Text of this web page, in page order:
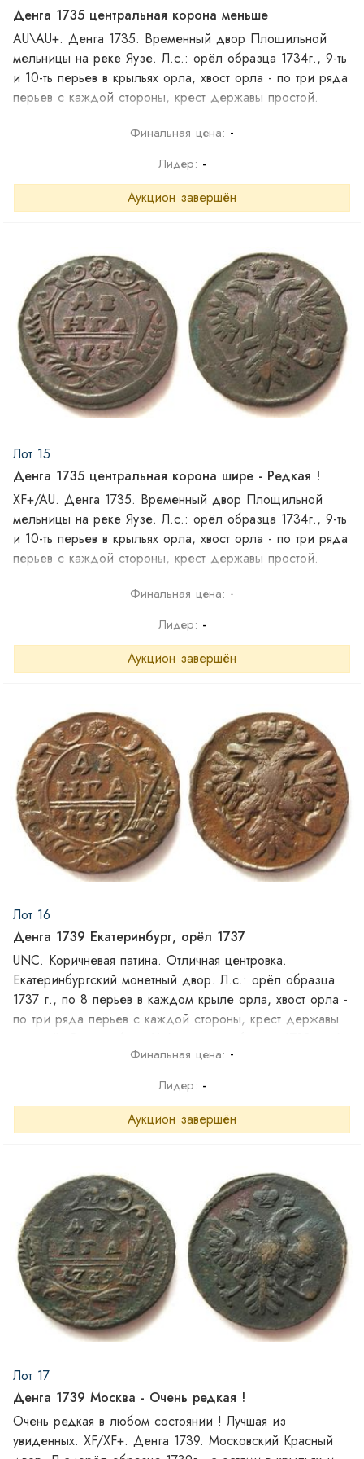
Денга 1735 центральная корона меньше
AU\AU+. Денга 1735. Временный двор Площильной
мельницы на реке Яузе. Л.с.: орёл образца 1734г., 9-ть
и 10-ть перьев в крыльях орла, хвост орла - по три ряда
перьев с каждой стороны, крест державы простой.
меньше. O.с.: шаблон №5, розетка образца 1731г., 5-ти
лепестковая, внутри в форме гвоздики, боковые ветви -
по 11-ть листочков с каждой стороны, нижние ветви с
Финальная цена: -
Лидер: -
Аукцион завершён
Лот 15
Денга 1735 центральная корона шире - Редкая !
XF+/AU. Денга 1735. Временный двор Площильной
мельницы на реке Яузе. Л.с.: орёл образца 1734г., 9-ть
и 10-ть перьев в крыльях орла, хвост орла - по три ряда
перьев с каждой стороны, крест державы простой.
меньше. O.с.: шаблон №5, розетка образца 1731г., 5-ти
лепестковая, внутри в форме гвоздики, боковые ветви -
по 11-ть листочков с каждой стороны, нижние ветви с
Финальная цена: -
Лидер: -
Аукцион завершён
Лот 16
Денга 1739 Екатеринбург, орёл 1737
UNC. Коричневая патина. Отличная центровка.
Екатеринбургский монетный двор. Л.с.: орёл образца
1737 г., по 8 перьев в каждом крыле орла, хвост орла -
по три ряда перьев с каждой стороны, крест державы
ти лепестковая особого рисунка (в народе "гвоздика")
боковые ветви - по 7 листочков с каждой стороны,
нижние ветви с обвязкой (бантом).
Финальная цена: -
Лидер: -
Аукцион завершён
Лот 17
Денга 1739 Москва - Очень редкая !
Очень редкая в любом состоянии ! Лучшая из
увиденных. XF/XF+. Денга 1739. Московский Красный